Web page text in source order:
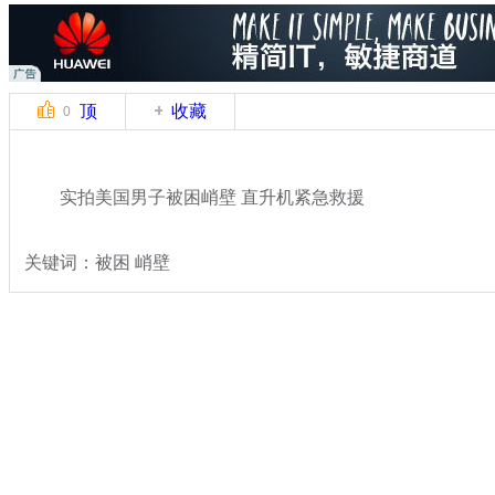
0 顶 收藏
实拍美国男子被困峭壁 直升机紧急救援
关键词：被困 峭壁